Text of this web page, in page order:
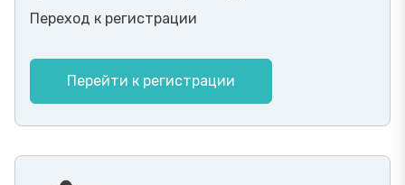
Переход к регистрации
Перейти к регистрации